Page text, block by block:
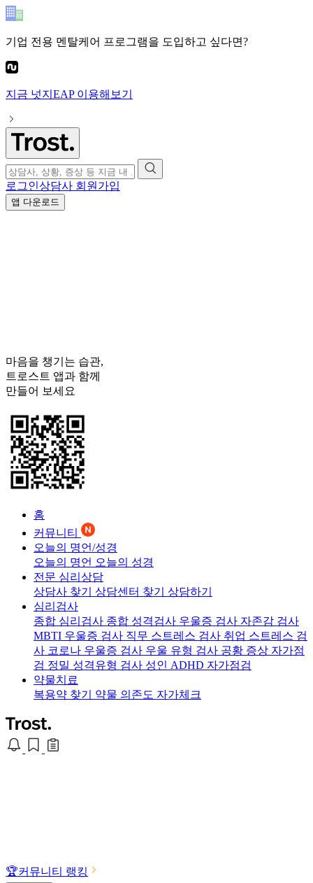
기업 전용 멘탈케어 프로그램을 도입하고 싶다면?
지금 넛지EAP이용해보기
로그인상담사 회원가입
앱 다운로드
마음을 챙기는 습관,
트로스트 앱과 함께
만들어 보세요
홈
커뮤니티
오늘의 명언/성경
오늘의 명언 오늘의 성경
전문 심리상담
상담사 찾기 상담센터 찾기 상담하기
심리검사
종합 심리검사 종합 성격검사 우울증 검사 자존감 검사
MBTI 우울증 검사 직무 스트레스 검사 취업 스트레스 검
사 코로나 우울증 검사 우울 유형 검사 공황 증상 자가점
검 정밀 성격유형 검사 성인 ADHD 자가점검
약물치료
복용약 찾기 약물 의존도 자가체크
🏆커뮤니티 랭킹